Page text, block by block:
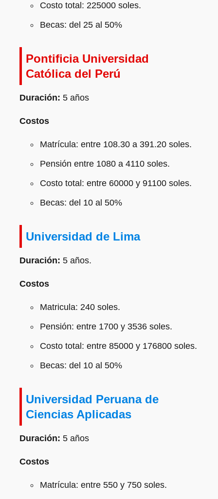
Costo total: 225000 soles.
Becas: del 25 al 50%
Pontificia Universidad
Católica del Perú
Duración: 5 años
Costos
Matrícula: entre 108.30 a 391.20 soles.
Pensión entre 1080 a 4110 soles.
Costo total: entre 60000 y 91100 soles.
Becas: del 10 al 50%
Universidad de Lima
Duración: 5 años.
Costos
Matricula: 240 soles.
Pensión: entre 1700 y 3536 soles.
Costo total: entre 85000 y 176800 soles.
Becas: del 10 al 50%
Universidad Peruana de
Ciencias Aplicadas
Duración: 5 años
Costos
Matrícula: entre 550 y 750 soles.